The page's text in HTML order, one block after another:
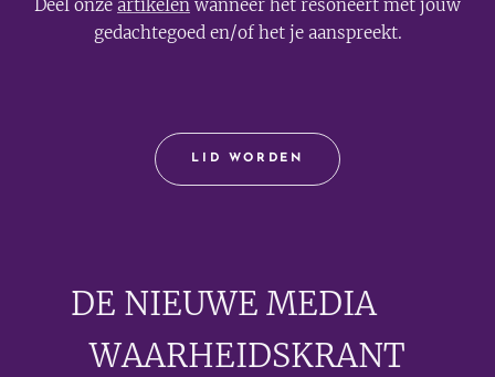
Deel onze artikelen wanneer het resoneert met jouw
gedachtegoed en/of het je aanspreekt.
LID WORDEN
DE NIEUWE MEDIA🟣
WAARHEIDSKRANT